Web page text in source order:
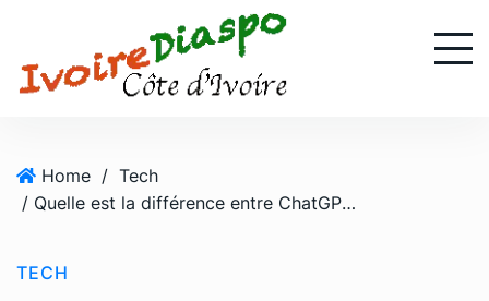
Home / Tech
/ Quelle est la différence entre ChatGPT 3 et ChatGPT4?
TECH